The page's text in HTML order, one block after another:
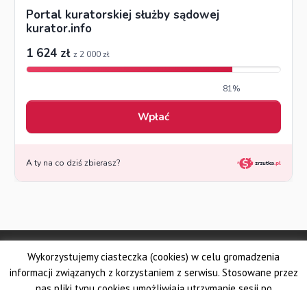
© Made by DSKS Frontis
Dolnośląskie Stowarzyszenie Kuratorów Sądowych FRONTIS
Fundacja PROBARE
Krajowe Stowarzyszenie Zawodowych Kuratorów Sądowych
Wykorzystujemy ciasteczka (cookies) w celu gromadzenia
informacji związanych z korzystaniem z serwisu. Stosowane przez